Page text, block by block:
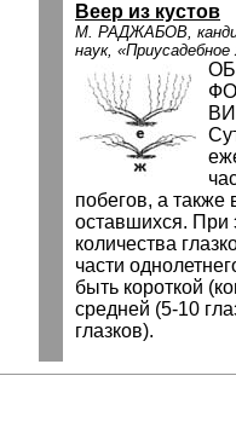
Веер из кустов
М. РАДЖАБОВ,
наук,
побегов, а также
оставшихся. При
количества
части
быть короткой
средней (5-10
глазков).